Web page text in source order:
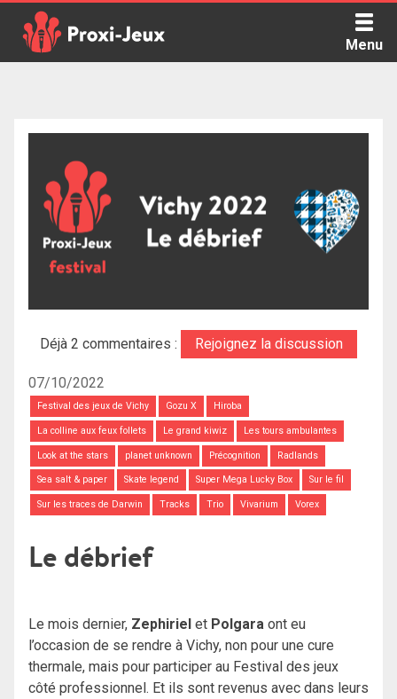
content
Menu
Déjà 2 commentaires : Rejoignez la discussion
07/10/2022
Festival des jeux de Vichy Gozu X Hiroba
La colline aux feux follets Le grand kiwiz Les tours ambulantes
Look at the stars planet unknown Précognition Radlands
Sea salt & paper Skate legend Super Mega Lucky Box Sur le fil
Sur les traces de Darwin Tracks Trio Vivarium Vorex
Le débrief
Le mois dernier, Zephiriel et Polgara ont eu
l’occasion de se rendre à Vichy, non pour une cure
thermale, mais pour participer au Festival des jeux
côté professionnel. Et ils sont revenus avec dans leurs